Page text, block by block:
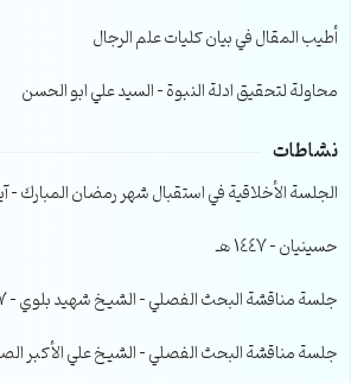
أطيب المقال في بيان كليات علم الرجال
محاولة لتحقيق ادلة النبوة – السيد علي ابو الحسن
نشاطات
الجلسة الأخلاقية في استقبال شهر رمضان المبارك –
حسينيان – 1447 هـ
جلسة مناقشة البحث الفصلي – الشيخ شهيد بلوي – 1447 هـ
جلسة مناقشة البحث الفصلي – الشيخ علي الأكبر الصائغ –